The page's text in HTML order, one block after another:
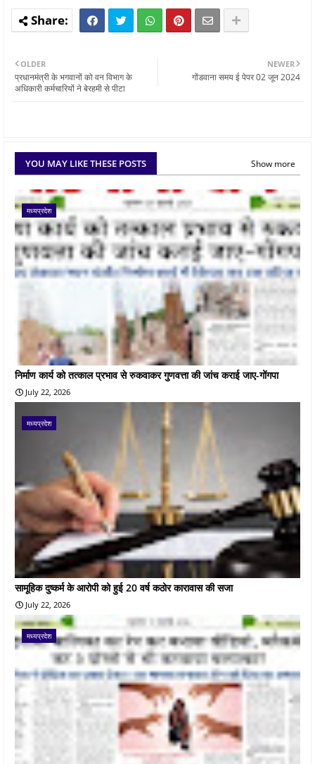
NEWER
गोंडवाना समय ई पेपर 02 जून 2024
OLDER
प्रधानमंत्री के भगवानों को वन विभाग के
अधिकारी कर्मचारियों ने बेरहमी से पीटा
YOU MAY LIKE THESE POSTS Show more
मध्यप्रदेश
निर्माण कार्य को तत्काल प्रभाव से रुकवाकर गुणवत्ता की जांच कराई जाए-गोंगपा
July 22, 2026
मध्यप्रदेश
सामूहिक दुष्कर्म के आरोपी को हुई 20 वर्ष कठोर कारावास की सजा
July 22, 2026
मध्यप्रदेश